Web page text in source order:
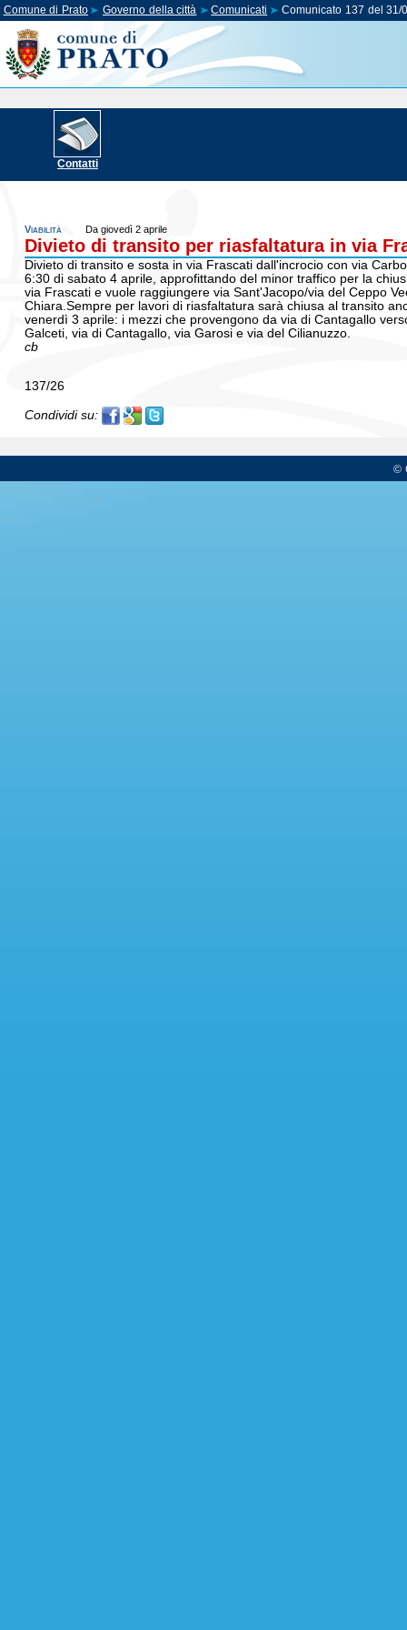
Comune di Prato Governo della città Comunicati Comunicato 137 del 31/
Contatti
Viabilità Da giovedì 2 aprile
Divieto di transito per riasfaltatura in via
Divieto di transito e sosta in via Frascati dall'incrocio con via
6:30 di sabato 4 aprile, approfittando del minor traffico per la
via Frascati e vuole raggiungere via Sant'Jacopo/via del Ceppo
Chiara.Sempre per lavori di riasfaltatura sarà chiusa al transito
venerdì 3 aprile: i mezzi che provengono da via di Cantagallo
Galceti, via di Cantagallo, via Garosi e via del Cilianuzzo.
cb
137/26
Condividi su:
©